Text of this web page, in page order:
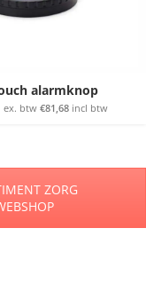
alarmknop
ex. btw €81,68 incl btw
ZORG